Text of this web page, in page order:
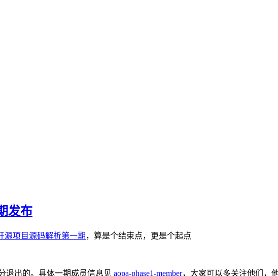
发布
源项目源码解析第一期 ，算是个结束点，更是个起点
退出的。具体一期成员信息见 aopa-phase1-member，大家可以多关注他们，